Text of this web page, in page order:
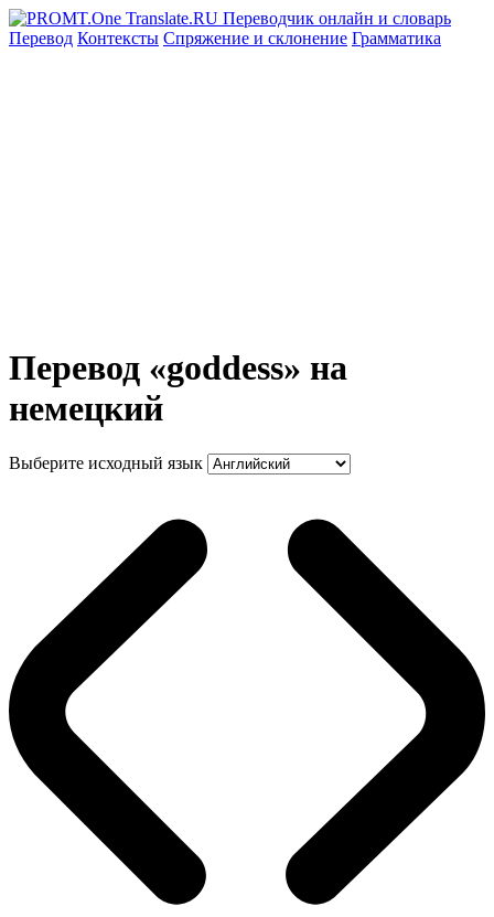
Перевод Контексты Спряжение и склонение Грамматика
Перевод «goddess» на
немецкий
Выберите исходный язык